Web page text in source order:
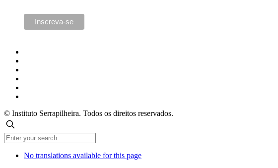
© Instituto Serrapilheira. Todos os direitos reservados.
No translations available for this page